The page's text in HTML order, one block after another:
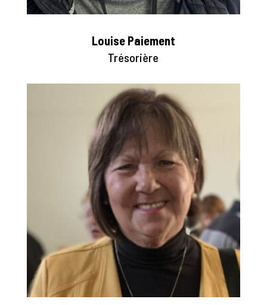
Louise Paiement
Trésorière